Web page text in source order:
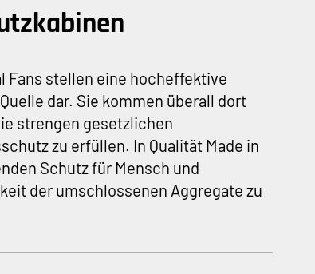
Fans stellen eine hocheffektive
dar. Sie kommen überall dort
strengen gesetzlichen
zu erfüllen. In Qualität Made in
Schutz für Mensch und
der umschlossenen Aggregate zu